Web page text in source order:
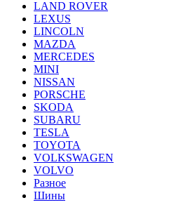
LAND ROVER
LEXUS
LINCOLN
MAZDA
MERCEDES
MINI
NISSAN
PORSCHE
SKODA
SUBARU
TESLA
TOYOTA
VOLKSWAGEN
VOLVO
Разное
Шины